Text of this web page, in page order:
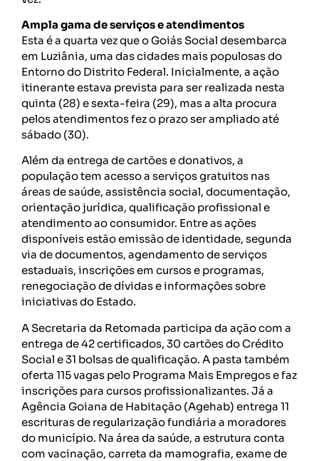
Ampla gama de serviços e atendimentos
Esta é a quarta vez que o Goiás Social desembarca
em Luziânia, uma das cidades mais populosas do
Entorno do Distrito Federal. Inicialmente, a ação
itinerante estava prevista para ser realizada nesta
quinta (28) e sexta-feira (29), mas a alta procura
pelos atendimentos fez o prazo ser ampliado até
sábado (30).
Além da entrega de cartões e donativos, a
população tem acesso a serviços gratuitos nas
áreas de saúde, assistência social, documentação,
orientação jurídica, qualificação profissional e
atendimento ao consumidor. Entre as ações
disponíveis estão emissão de identidade, segunda
via de documentos, agendamento de serviços
estaduais, inscrições em cursos e programas,
renegociação de dívidas e informações sobre
iniciativas do Estado.
A Secretaria da Retomada participa da ação com a
entrega de 42 certificados, 30 cartões do Crédito
Social e 31 bolsas de qualificação. A pasta também
oferta 115 vagas pelo Programa Mais Empregos e faz
inscrições para cursos profissionalizantes. Já a
Agência Goiana de Habitação (Agehab) entrega 11
escrituras de regularização fundiária a moradores
do município. Na área da saúde, a estrutura conta
com vacinação, carreta da mamografia, exame de